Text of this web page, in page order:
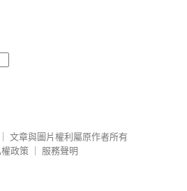
文章與圖片權利屬原作者所有
政策
服務聲明